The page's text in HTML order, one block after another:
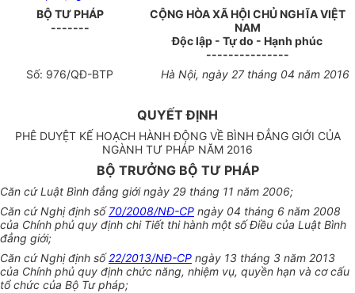
BỘ TƯ PHÁP
-------
CỘNG HÒA XÃ HỘI CHỦ NGHĨA VIỆT
NAM
Độc lập - Tự do - Hạnh phúc
---------------
Số: 976/QĐ-BTP Hà Nội, ngày 27 tháng 04 năm 2016
QUYẾT ĐỊNH
PHÊ DUYỆT KẾ HOẠCH HÀNH ĐỘNG VỀ BÌNH ĐẲNG GIỚI CỦA
NGÀNH TƯ PHÁP NĂM 2016
BỘ TRƯỞNG BỘ TƯ PHÁP
Căn cứ Luật Bình đẳng giới ngày 29 tháng 11 năm 2006;
Căn cứ Nghị định số70/2008/NĐ-CP ngày 04 tháng 6 năm 2008
của Chính phủ quy định chi Tiết thi hành một số Điều của Luật Bình
đẳng giới;
Căn cứ Nghị định số22/2013/NĐ-CP ngày 13 tháng 3 năm 2013
của Chính phủ quy định chức năng, nhiệm vụ, quyền hạn và cơ cấu
tổ chức của Bộ Tư pháp;